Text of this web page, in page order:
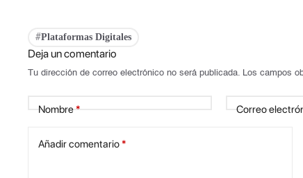
#Plataformas Digitales
Deja un comentario
Tu dirección de correo electrónico no será publicada. Los campos
Nombre* Correo
Añadir comentario*